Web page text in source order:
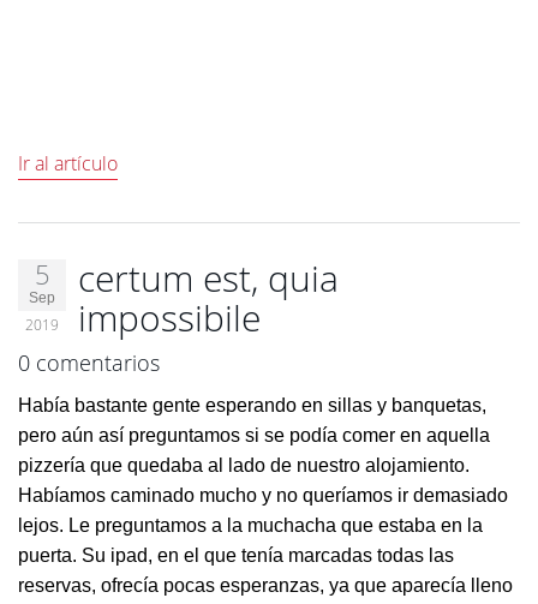
Ir al artículo
5
Sep
2019
certum est, quia
impossibile
0 comentarios
Había bastante gente esperando en sillas y banquetas,
pero aún así preguntamos si se podía comer en aquella
pizzería que quedaba al lado de nuestro alojamiento.
Habíamos caminado mucho y no queríamos ir demasiado
lejos. Le preguntamos a la muchacha que estaba en la
puerta. Su ipad, en el que tenía marcadas todas las
reservas, ofrecía pocas esperanzas, ya que aparecía lleno